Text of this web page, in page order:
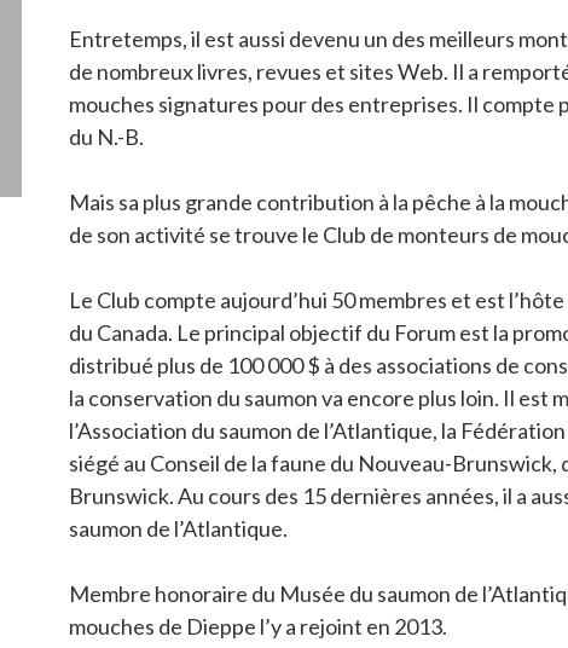
Entretemps, il est aussi devenu un des meilleurs
de nombreux livres, revues et sites Web. Il a
mouches signatures pour des entreprises. Il compte
du N.-B.
Mais sa plus grande contribution à la pêche à la
de son activité se trouve le Club de monteurs de
Le Club compte aujourd’hui 50 membres et est
du Canada. Le principal objectif du Forum est la
distribué plus de 100 000 $ à des associations de
la conservation du saumon va encore plus loin. Il
l’Association du saumon de l’Atlantique, la
siégé au Conseil de la faune du Nouveau-
Brunswick. Au cours des 15 dernières années, il a
saumon de l’Atlantique.
Membre honoraire du Musée du saumon de
mouches de Dieppe l’y a rejoint en 2013.